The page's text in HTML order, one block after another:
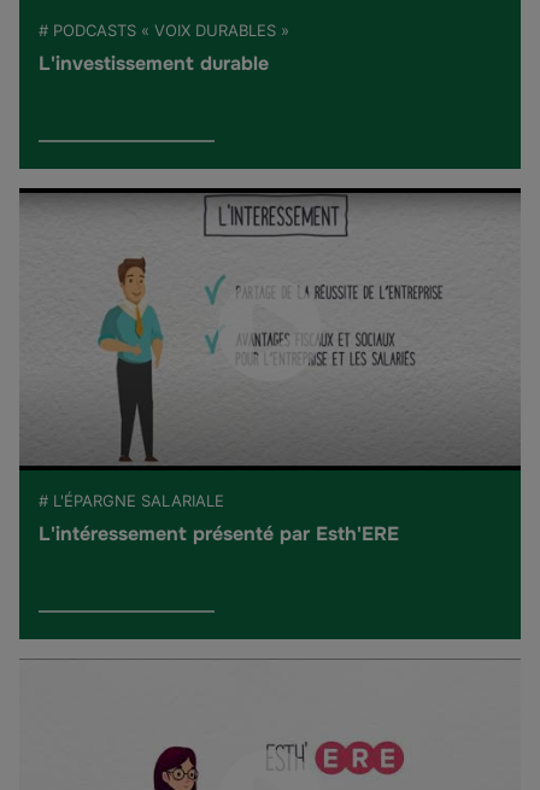
# PODCASTS « VOIX DURABLES »
L'investissement durable
# L'ÉPARGNE SALARIALE
L'intéressement présenté par Esth'ERE